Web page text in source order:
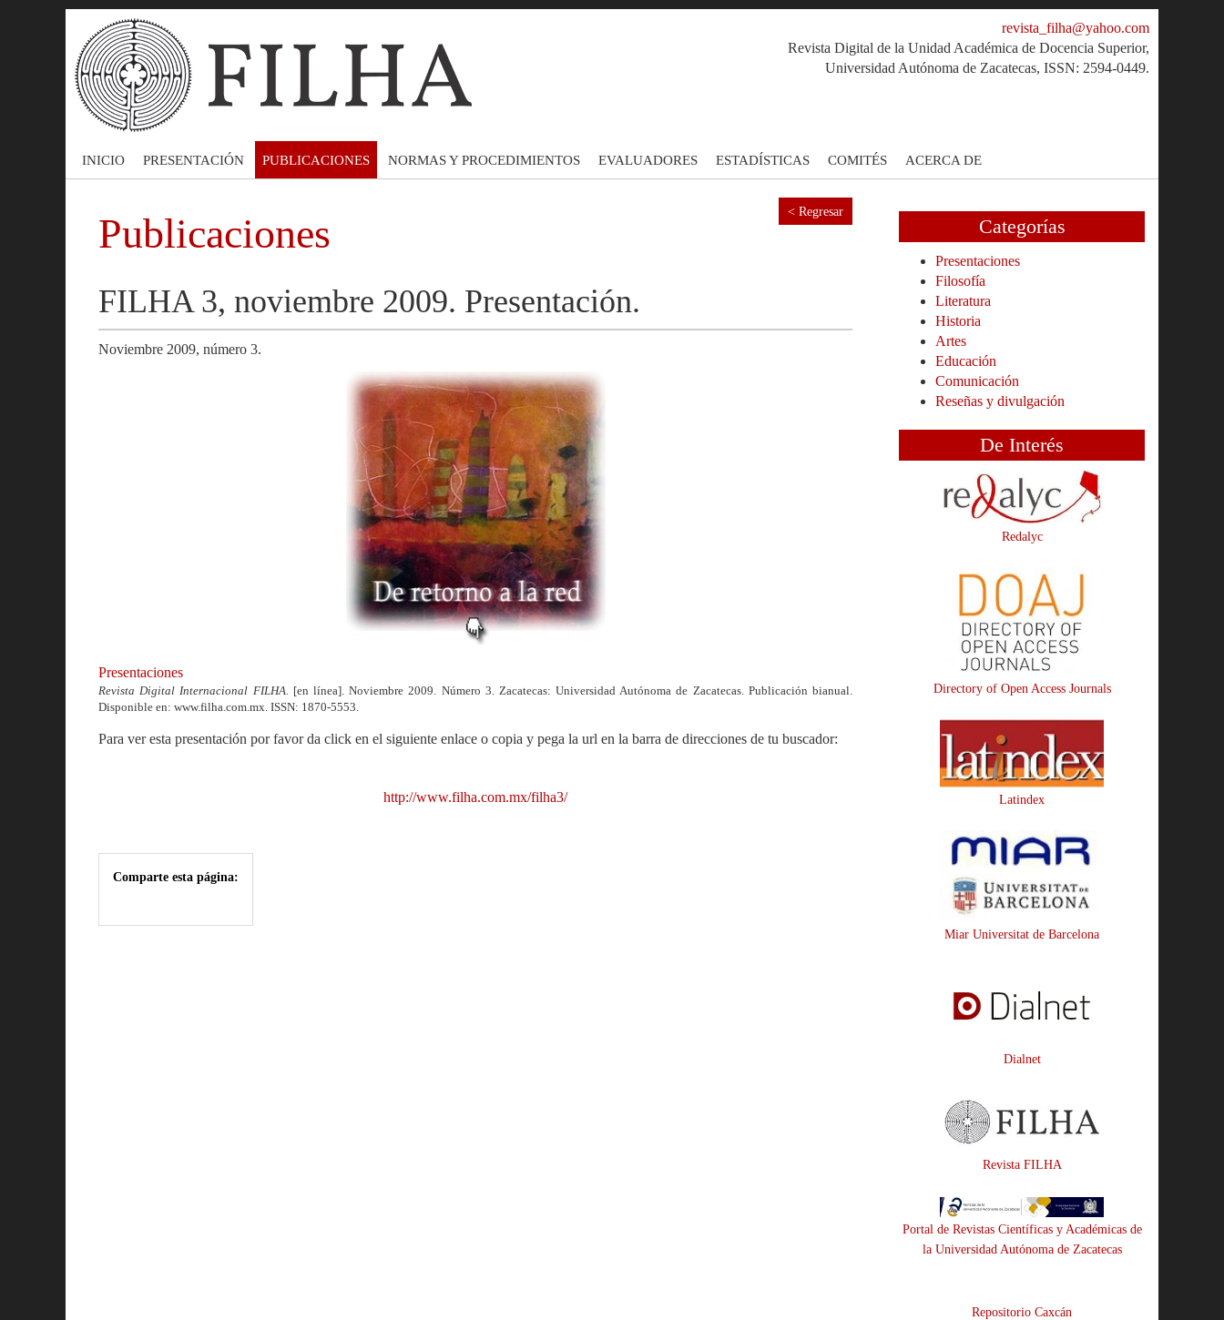
revista_filha@yahoo.com
Revista Digital de la Unidad Académica de Docencia Superior,
Universidad Autónoma de Zacatecas, ISSN: 2594-0449.
INICIO PRESENTACIÓN PUBLICACIONES NORMAS Y PROCEDIMIENTOS EVALUADORES ESTADÍSTICAS COMITÉS ACERCA DE
< Regresar
Publicaciones
FILHA 3, noviembre 2009. Presentación.
Noviembre 2009, número 3.
Presentaciones
Revista Digital Internacional FILHA. [en línea]. Noviembre 2009. Número 3. Zacatecas: Universidad Autónoma de Zacatecas. Publicación bianual.
Disponible en: www.filha.com.mx. ISSN: 1870-5553.
Para ver esta presentación por favor da click en el siguiente enlace o copia y pega la url en la barra de direcciones de tu buscador:
http://www.filha.com.mx/filha3/
Comparte esta página:
Categorías
Presentaciones
Filosofía
Literatura
Historia
Artes
Educación
Comunicación
Reseñas y divulgación
De Interés
Redalyc
Directory of Open Access Journals
Latindex
Miar Universitat de Barcelona
Dialnet
Revista FILHA
Portal de Revistas Científicas y Académicas de
la Universidad Autónoma de Zacatecas
Repositorio Caxcán